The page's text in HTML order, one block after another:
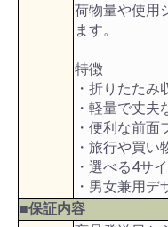
荷物量や使用
ます。
特徴
・折りたたみ
・軽量で丈夫
・便利な前面
・旅行や買い
・選べる4サ
・男女兼用デ
■保証内容